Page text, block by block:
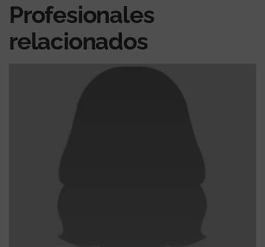
Profesionales
relacionados